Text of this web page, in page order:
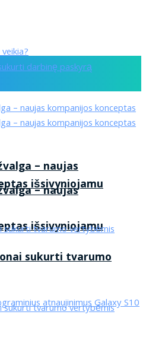
darbinę paskyrą
– naujas
išsivyniojamu
– naujas
išsivyniojamu
sukurti tvarumo